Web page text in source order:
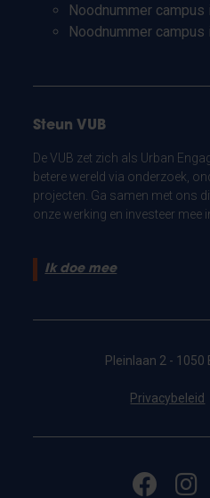
Noodnummer campus
Noodnummer campus
Steun VUB
De VUB zet zich als Urban
betere wereld via onderzoek,
projecten. Ga samen met ons
onze werking en investeer mee
Ik doe mee
Pleinlaan 2 - 1050
Privacybeleid